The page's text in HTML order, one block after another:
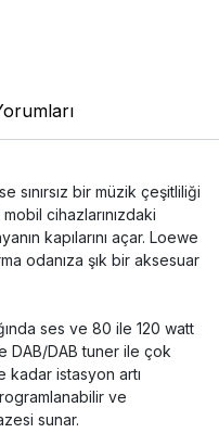
sınırsız bir müzik çeşitliliği
cihazlarınızdaki
kapılarını açar. Loewe
odanıza şık bir aksesuar
ses ve 80 ile 120 watt
DAB/DAB tuner ile çok
istasyon artı
ve
sunar.